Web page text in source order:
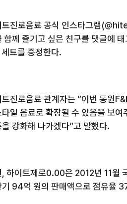
트진로음료 공식 인스타그램
함께 즐기고 싶은 친구를 댓글에
트를 증정한다.
진로음료 관계자는 “이번 동원
일 음료로 확장될 수 있음을 보
강화해 나가겠다”고 말했다.
하이트제로0.00은 2012년 11월
94억 원의 판매액으로 점유율